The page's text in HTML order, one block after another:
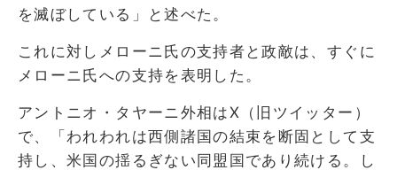
を滅ぼしている」と述べた。
これに対しメローニ氏の支持者と政敵は、すぐに
メローニ氏への支持を表明した。
アントニオ・タヤーニ外相はX（旧ツイッター）
で、「われわれは西側諸国の結束を断固として支
持し、米国の揺るぎない同盟国であり続ける。し